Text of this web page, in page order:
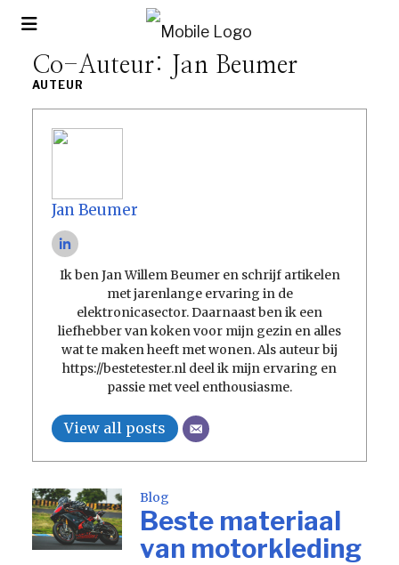
Co-Auteur: Jan Beumer
AUTEUR
Jan Beumer
Ik ben Jan Willem Beumer en schrijf artikelen
met jarenlange ervaring in de
elektronicasector. Daarnaast ben ik een
liefhebber van koken voor mijn gezin en alles
wat te maken heeft met wonen. Als auteur bij
https://bestetester.nl deel ik mijn ervaring en
passie met veel enthousiasme.
View all posts
Blog
Beste materiaal
van motorkleding